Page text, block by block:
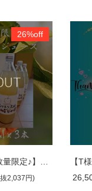
数量限定♪】MORIMORI FA..
26,500円/397pt